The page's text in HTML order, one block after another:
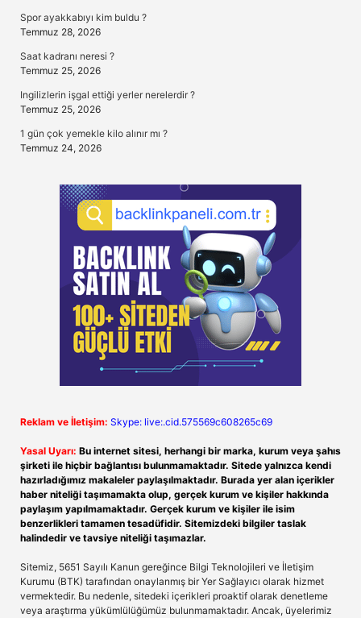
Spor ayakkabıyı kim buldu ?
Temmuz 28, 2026
Saat kadranı neresi ?
Temmuz 25, 2026
Ingilizlerin işgal ettiği yerler nerelerdir ?
Temmuz 25, 2026
1 gün çok yemekle kilo alınır mı ?
Temmuz 24, 2026
Reklam ve İletişim: Skype: live:.cid.575569c608265c69
Yasal Uyarı: Bu internet sitesi, herhangi bir marka, kurum veya şahıs
şirketi ile hiçbir bağlantısı bulunmamaktadır. Sitede yalnızca kendi
hazırladığımız makaleler paylaşılmaktadır. Burada yer alan içerikler
haber niteliği taşımamakta olup, gerçek kurum ve kişiler hakkında
paylaşım yapılmamaktadır. Gerçek kurum ve kişiler ile isim
benzerlikleri tamamen tesadüfidir. Sitemizdeki bilgiler taslak
halindedir ve tavsiye niteliği taşımazlar.
Sitemiz, 5651 Sayılı Kanun gereğince Bilgi Teknolojileri ve İletişim
Kurumu (BTK) tarafından onaylanmış bir Yer Sağlayıcı olarak hizmet
vermektedir. Bu nedenle, sitedeki içerikleri proaktif olarak denetleme
veya araştırma yükümlülüğümüz bulunmamaktadır. Ancak, üyelerimiz